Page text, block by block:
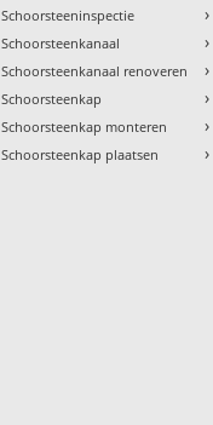
Schoorsteeninspectie
Schoorsteenkanaal
Schoorsteenkanaal renoveren
Schoorsteenkap
Schoorsteenkap monteren
Schoorsteenkap plaatsen
›
›
›
›
›
›